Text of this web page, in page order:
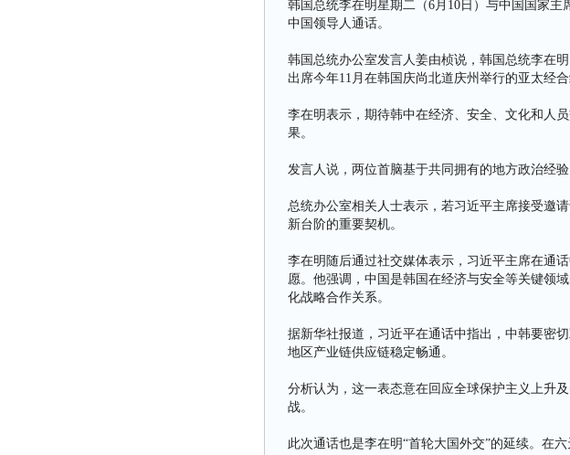
韩国总统李在明星期二（6月10日）与中国国家
中国领导人通话。
韩国总统办公室发言人姜由桢说，韩国总统李在
出席今年11月在韩国庆尚北道庆州举行的亚太经
李在明表示，期待韩中在经济、安全、文化和人
果。
发言人说，两位首脑基于共同拥有的地方政治经
总统办公室相关人士表示，若习近平主席接受邀
新台阶的重要契机。
李在明随后通过社交媒体表示，习近平主席在通
愿。他强调，中国是韩国在经济与安全等关键领
化战略合作关系。
据新华社报道，习近平在通话中指出，中韩要密
地区产业链供应链稳定畅通。
分析认为，这一表态意在回应全球保护主义上升
战。
此次通话也是李在明“首轮大国外交”的延续。在